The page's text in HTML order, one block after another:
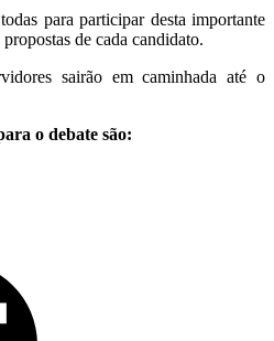
para participar desta importante
de cada candidato.
sairão em caminhada até o
o debate são: